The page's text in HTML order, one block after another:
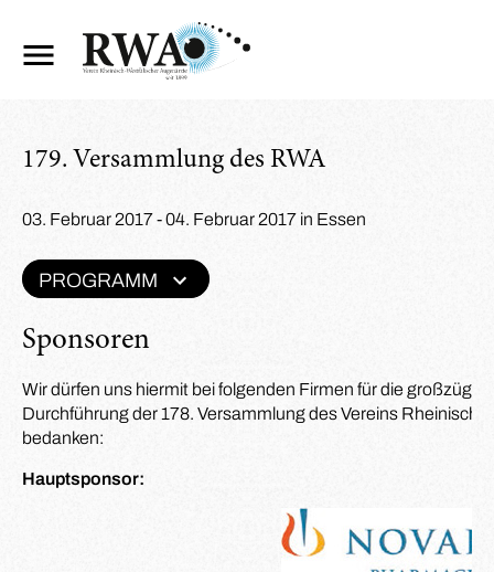
179. Versammlung des RWA
Sponsoren
Wir dürfen uns hiermit bei folgenden Firmen für die
Durchführung der 178. Versammlung des Vereins
bedanken:
Hauptsponsor:
03. Februar 2017 - 04. Februar 2017 in Essen
PROGRAMM